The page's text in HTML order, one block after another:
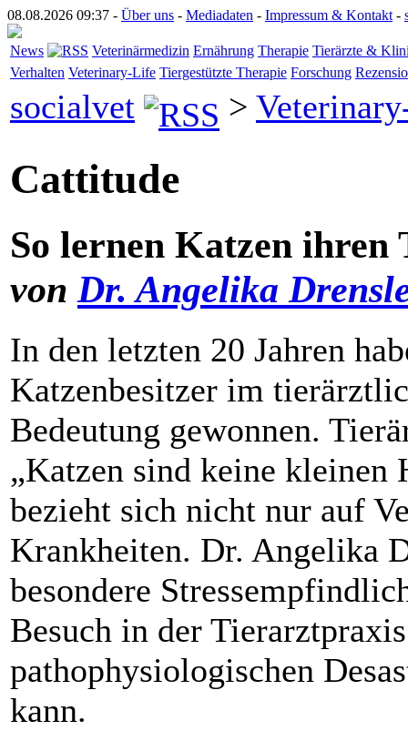
08.08.2026 09:37 - Über uns - Mediadaten - Impressum & Kontakt -
News Veterinärmedizin Ernährung Therapie Tierärzte &
Verhalten Veterinary-Life Tiergestützte Therapie Forschung
socialvet >
Cattitude
So lernen Katzen
von Dr. Angelika
In den letzten 20 Jahren
Katzenbesitzer im
Bedeutung gewonnen.
„Katzen sind keine kleinen
bezieht sich nicht nur auf
Krankheiten. Dr. Angelika
besondere
Besuch in der
pathophysiologischen
kann.